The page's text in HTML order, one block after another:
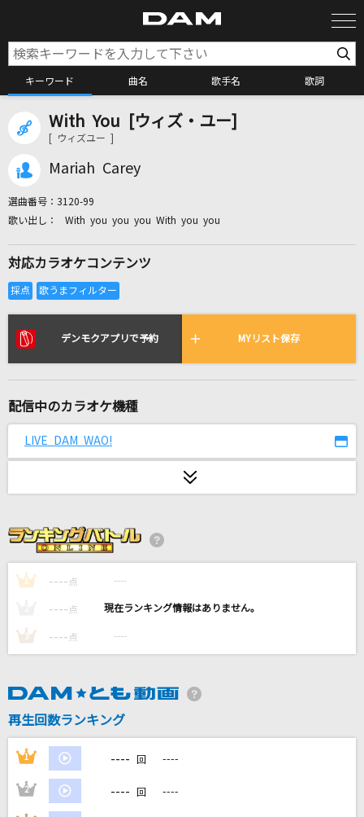
キーワード 曲名 歌手名 歌詞
カラオケ検索
カラオケ店舗検索
リアルタイムで歌われている曲の一覧
HELLO
愛してるばんざーい!
[生音]さよならエレジー
菅田将暉
back number
≠ME
[生音]Tomorrow never knows
Mr.Children
XY&Z
With You [ウィズ・ユー]
[ ウィズユー ]
Mariah Carey
選曲番号： 3120-99
With you you you With you you
対応カラオケコンテンツ
デンモクアプリで予約 MYリスト保存
配信中のカラオケ機種
LIVE DAM WAO!
1 ---- 点 ----
---- 点 ----
3 ---- 点 ----
再生回数ランキング
1 ---- 回 ----
2 ---- 回 ----